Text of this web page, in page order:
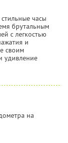
часы
брутальным
с легкостью
и
своим
удивление
на